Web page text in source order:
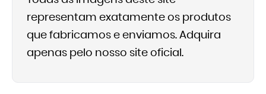
representam exatamente os produtos
que fabricamos e enviamos. Adquira
apenas pelo nosso site oficial.